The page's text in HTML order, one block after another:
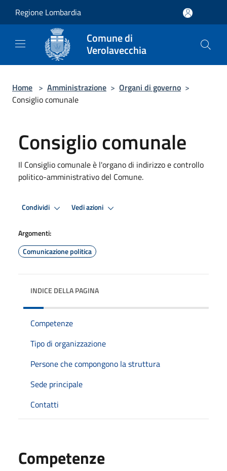
Regione Lombardia
Comune di
Verolavecchia
Home > Amministrazione > Organi di governo >
Consiglio comunale
Consiglio comunale
Il Consiglio comunale è l'organo di indirizzo e controllo
politico-amministrativo del Comune.
Condividi Vedi azioni
Argomenti:
Comunicazione politica
INDICE DELLA PAGINA
Competenze
Tipo di organizzazione
Persone che compongono la struttura
Sede principale
Contatti
Competenze